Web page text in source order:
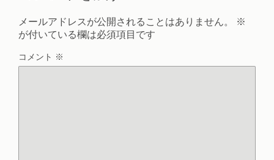
メールアドレスが公開されることはありません。
※
が付いている欄は必須項目です
コメント ※